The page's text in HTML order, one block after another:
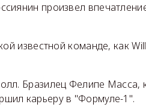
произвел
известной команде, как
Бразилец Фелипе Масса,
карьеру в "Формуле-1".